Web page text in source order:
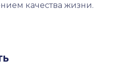
качества жизни.